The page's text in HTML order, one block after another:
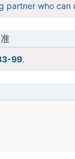
partner who
99.